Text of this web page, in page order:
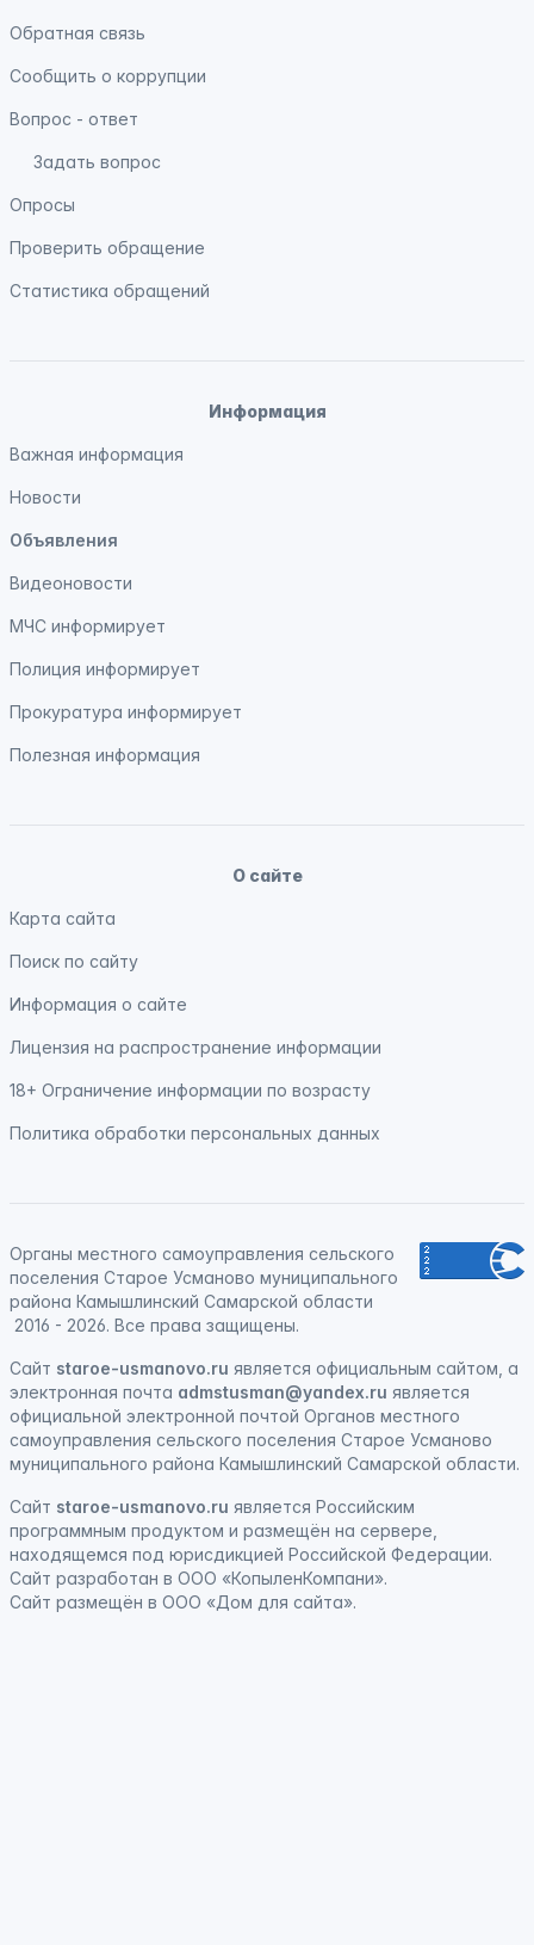
Обратная связь
Сообщить о коррупции
Вопрос - ответ
Задать вопрос
Опросы
Проверить обращение
Статистика обращений
Информация
Важная информация
Новости
Объявления
Видеоновости
МЧС информирует
Полиция информирует
Прокуратура информирует
Полезная информация
О сайте
Карта сайта
Поиск по сайту
Информация о сайте
Лицензия на распространение информации
18+ Ограничение информации по возрасту
Политика обработки персональных данных
Органы местного самоуправления сельского
поселения Старое Усманово муниципального
района Камышлинский Самарской области
2016 - 2026. Все права защищены.
Сайт staroe-usmanovo.ru является официальным сайтом, а
электронная почта admstusman@yandex.ru является
официальной электронной почтой Органов местного
самоуправления сельского поселения Старое Усманово
муниципального района Камышлинский Самарской области.
Сайт staroe-usmanovo.ru является Российским
программным продуктом и размещён на сервере,
находящемся под юрисдикцией Российской Федерации.
Сайт разработан в ООО «КопыленКомпани».
Сайт размещён в ООО «Дом для сайта».